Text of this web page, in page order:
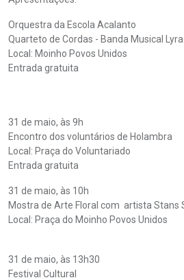
Orquestra da Escola Acalanto
Quarteto de Cordas - Banda Musical
Local: Moinho Povos Unidos
Entrada gratuita
31 de maio, às 9h
Encontro dos voluntários de Holambra
Local: Praça do Voluntariado
Entrada gratuita
31 de maio, às 10h
Mostra de Arte Floral com artista Stans
Local: Praça do Moinho Povos Unidos
31 de maio, às 13h30
Festival Cultural